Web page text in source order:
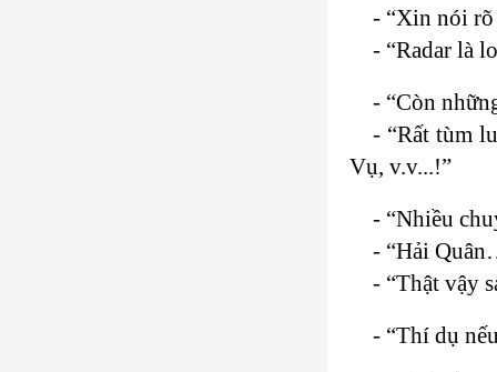
- “Xin nói
- “Radar là
- “Còn
- “Rất tùm
Vụ, v.v...!”
- “Nhiều
- “Hải
- “Thật vậy
- “Thí dụ